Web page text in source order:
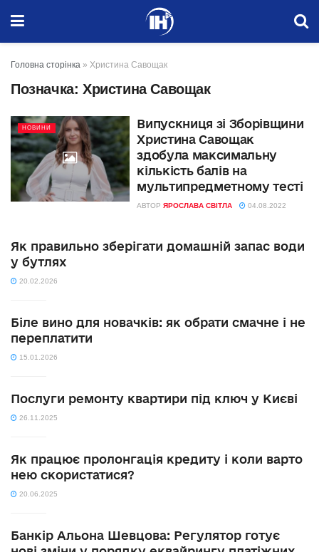
Головна сторінка » Христина Савощак
Позначка: Христина Савощак
НОВИНИ
Випускниця зі Зборівщини
Христина Савощак
здобула максимальну
кількість балів на
мультипредметному тесті
АВТОР ЯРОСЛАВА СВІТЛА 04.08.2022
Як правильно зберігати домашній запас води
у бутлях
20.02.2026
Біле вино для новачків: як обрати смачне і не
переплатити
15.01.2026
Послуги ремонту квартири під ключ у Києві
26.11.2025
Як працює пролонгація кредиту і коли варто
нею скористатися?
20.06.2025
Банкір Альона Шевцова: Регулятор готує